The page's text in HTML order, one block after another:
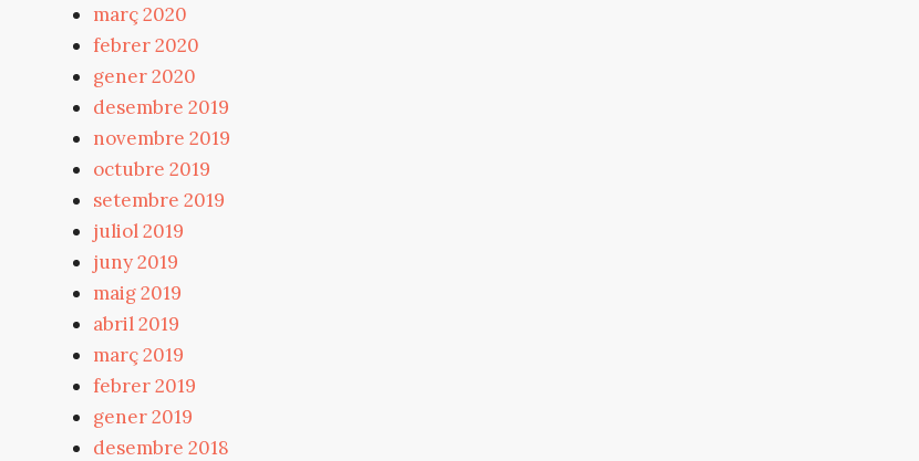
març 2020
febrer 2020
gener 2020
desembre 2019
novembre 2019
octubre 2019
setembre 2019
juliol 2019
juny 2019
maig 2019
abril 2019
març 2019
febrer 2019
gener 2019
desembre 2018